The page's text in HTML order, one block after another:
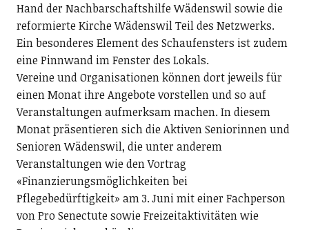
Hand der Nachbarschaftshilfe Wädenswil sowie die
reformierte Kirche Wädenswil Teil des Netzwerks.
Ein besonderes Element des Schaufensters ist zudem
eine Pinnwand im Fenster des Lokals.
Vereine und Organisationen können dort jeweils für
einen Monat ihre Angebote vorstellen und so auf
Veranstaltungen aufmerksam machen. In diesem
Monat präsentieren sich die Aktiven Seniorinnen und
Senioren Wädenswil, die unter anderem
Veranstaltungen wie den Vortrag
«Finanzierungsmöglichkeiten bei
Pflegebedürftigkeit» am 3. Juni mit einer Fachperson
von Pro Senectute sowie Freizeitaktivitäten wie